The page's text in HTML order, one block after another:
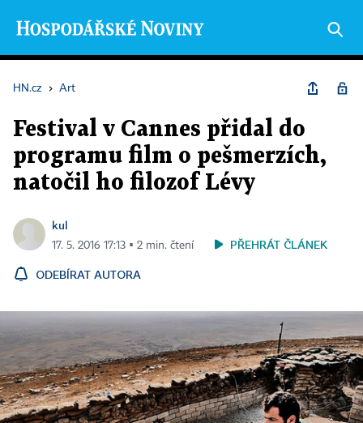
HN.cz › Art
Festival v Cannes přidal do
programu film o pešmerzích,
natočil ho filozof Lévy
kul
17. 5. 2016 17:13 ▪ 2 min. čtení PŘEHRÁT ČLÁNEK
ODEBÍRAT AUTORA